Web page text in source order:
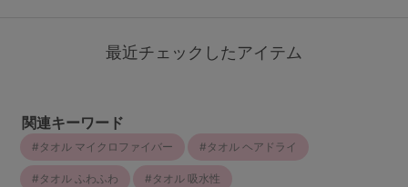
最近チェックしたアイテム
関連キーワード
タオル マイクロファイバー タオル ヘアドライ
タオル ふわふわ タオル 吸水性